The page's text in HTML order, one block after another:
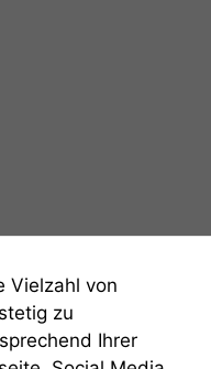
Vielzahl von
zu
Ihrer